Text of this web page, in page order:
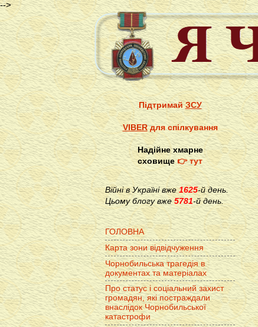
-->
ПідтримайЗСУ
VIBERдля спілкування
Надійне хмарне
сховище👉 тут
Війні в Україні вже1625-й день.
Цьому блогу вже 5781-й день.
ГОЛОВНА
Карта зони відвідчуження
Чорнобильська трагедія в
документах та матеріалах
Про статус і соціальний захист
громадян, які постраждали
внаслідок Чорнобильської
катастрофи